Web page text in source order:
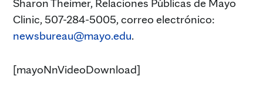
Sharon Theimer, Relaciones Públicas de Mayo
Clinic, 507-284-5005, correo electrónico:
newsbureau@mayo.edu.
[mayoNnVideoDownload]